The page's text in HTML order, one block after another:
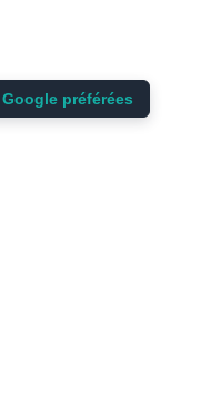
préférées